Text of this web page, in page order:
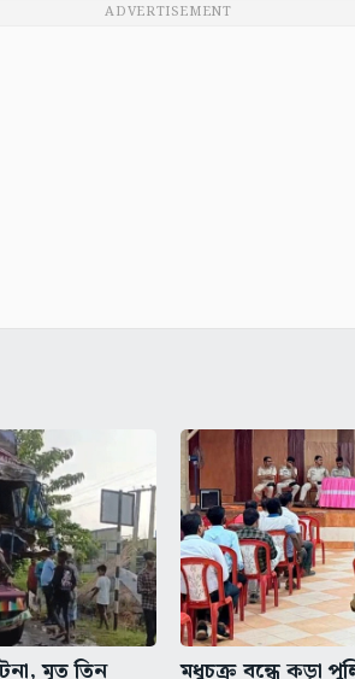
ADVERTISEMENT
মৃত তিন মধুচক্র বন্ধে কড়া